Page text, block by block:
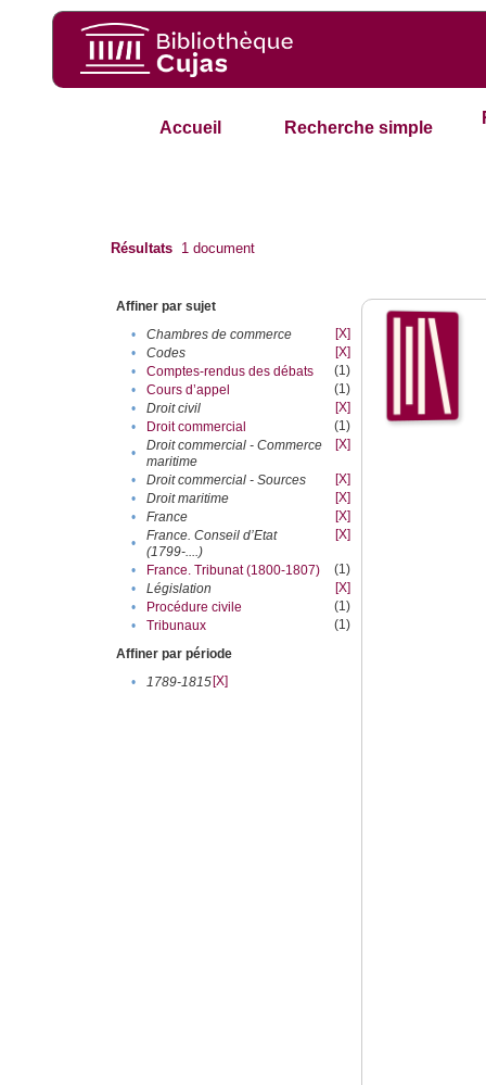
Accueil Recherche simple
Résultats 1 document
Affiner par sujet
•
Chambres de commerce
[X]
•
Codes
[X]
•
Comptes-rendus des débats
(1)
•
Cours d’appel
(1)
•
Droit civil
[X]
•
Droit commercial
(1)
•
Droit commercial - Commerce
maritime
[X]
• Droit commercial - Sources
[X]
•
Droit maritime
[X]
•
France
[X]
•
France. Conseil d’Etat
(1799-....)
[X]
• France. Tribunat (1800-1807)
(1)
•
Législation
[X]
•
Procédure civile
(1)
•
Tribunaux
(1)
Affiner par période
•
1789-1815[X]